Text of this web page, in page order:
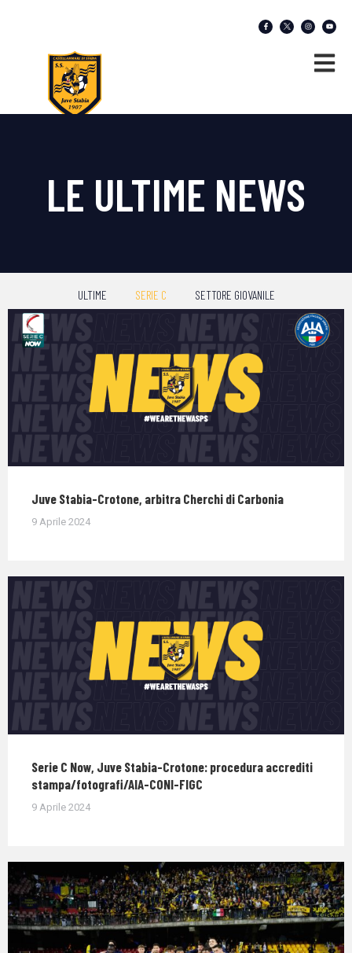
LE ULTIME NEWS
ULTIME SERIE C SETTORE GIOVANILE
Juve Stabia-Crotone, arbitra Cherchi di Carbonia
9 Aprile 2024
Serie C Now, Juve Stabia-Crotone: procedura accrediti
stampa/fotografi/AIA-CONI-FIGC
9 Aprile 2024